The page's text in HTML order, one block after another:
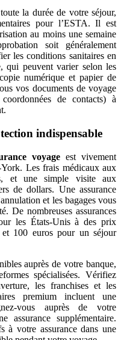
la durée de votre séjour,
pour l’ESTA. Il est
au moins une semaine
soit généralement
les conditions sanitaires en
qui peuvent varier selon les
numérique et papier de
vos documents de voyage
de contacts) à
indispensable
voyage est vivement
Les frais médicaux aux
et une simple visite aux
de dollars. Une assurance
et les bagages vous
De nombreuses assurances
les États-Unis à des prix
et 100 euros pour un séjour
auprès de votre banque,
spécialisées. Vérifiez
les franchises et les
premium incluent une
vous auprès de votre
assurance supplémentaire.
à votre assurance dans une